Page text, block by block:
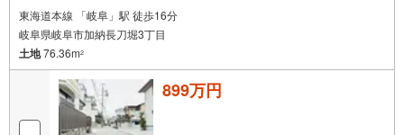
東海道本線 「岐阜」駅 徒歩16分
岐阜県岐阜市加納長刀堀3丁目
土地76.36m2
899万円